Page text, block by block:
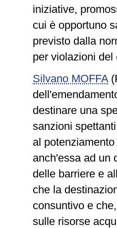
iniziative,
cui è opportuno
previsto dalla
per violazioni
Silvano MOFFA
destinare una
sanzioni
al
anch'essa ad un
delle barriere e
che la
consuntivo e
sulle risorse